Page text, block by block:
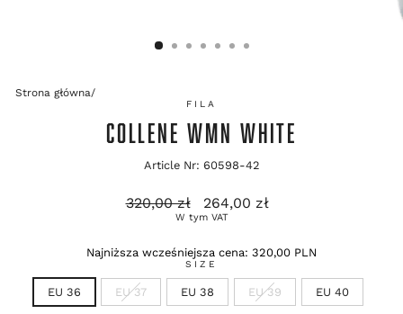
Strona główna/
FILA
COLLENE WMN WHITE
Article Nr: 60598-42
Cena
regularna
320,00 zł
Cena
promocyjna
264,00 zł
W tym VAT
Najniższa wcześniejsza cena: 320,00 PLN
SIZE
EU 36 EU 37 EU 38 EU 39 EU 40